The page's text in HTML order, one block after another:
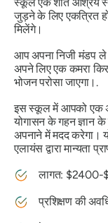
जुड़ने के लिए एकत्रित
मिलेंगे।
आप अपना निजी मंडप ले
अपने लिए एक कमरा
भोजन परोसा जाएगा।.
इस स्कूल में आपको एक
योगासन के गहन ज्ञान
अपनाने में मदद करेगा।
एलायंस द्वारा मान्यता
लागत: $2400-
प्रशिक्षण की